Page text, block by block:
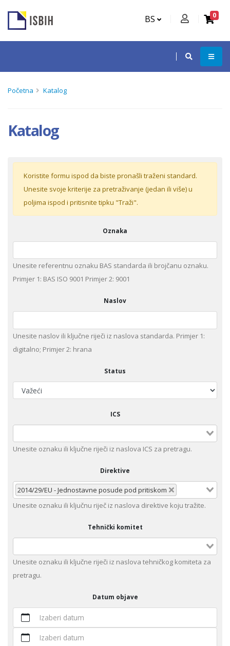
BS 0
Početna Katalog
Katalog
Koristite formu ispod da biste pronašli traženi standard.
Unesite svoje kriterije za pretraživanje (jedan ili više) u
poljima ispod i pritisnite tipku "Traži".
Oznaka
Unesite referentnu oznaku BAS standarda ili brojčanu oznaku.
Primjer 1: BAS ISO 9001 Primjer 2: 9001
Naslov
Unesite naslov ili ključne riječi iz naslova standarda. Primjer 1:
digitalno; Primjer 2: hrana
Status
ICS
Unesite оznaku ili ključne riječi iz naslova ICS za pretragu.
Direktive
2014/29/EU - Jednostavne posude pod pritiskom
Unеsitе oznaku ili klјučnu rijеč iz nаslоvа dirеktivе kојu trаžitе.
Tehnički komitet
Unesite оznaku ili ključne riječi iz naslova tehničkog komiteta za
pretragu.
Datum objave
Izaberi datum
Izaberi datum